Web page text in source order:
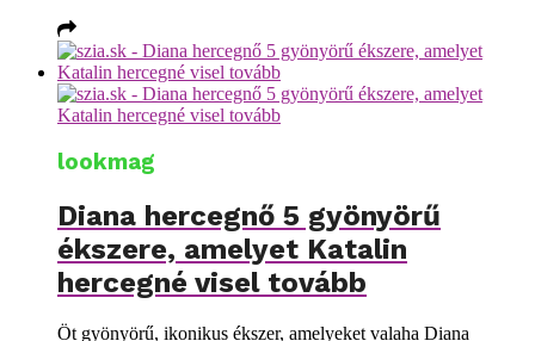
lookmag
Diana hercegnő 5 gyönyörű
ékszere, amelyet Katalin
hercegné visel tovább
Öt gyönyörű, ikonikus ékszer, amelyeket valaha Diana